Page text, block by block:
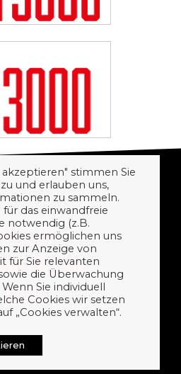
IN
UNSERE
stimmen Sie
und erlauben uns,
zu sammeln.
für das einwandfreie
notwendig (z.B.
ermöglichen uns
zur Anzeige von
für Sie relevanten
die Überwachung
Sie individuell
Cookies wir setzen
„Cookies verwalten“.